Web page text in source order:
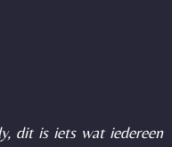
dit is iets wat iedereen